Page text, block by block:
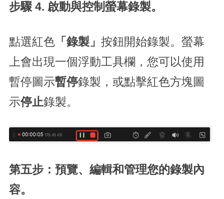
步驟 4. 啟動與控制螢幕錄製。
點選紅色「錄製」 按鈕開始錄製。螢幕
上會出現一個浮動工具欄，您可以使用
暫停圖示暫停錄製，或點擊紅色方塊圖
示停止錄製。
第五步：預覽、編輯和管理您的錄製內
容。